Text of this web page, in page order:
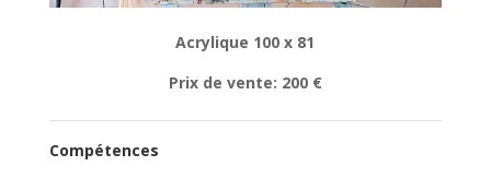
Acrylique 100 x 81
Prix de vente: 200 €
Compétences